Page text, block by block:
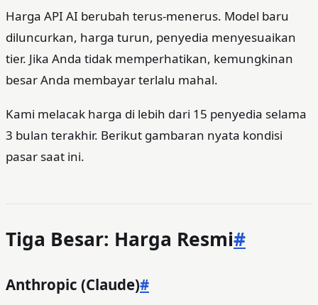
Harga API AI berubah terus-menerus. Model baru
diluncurkan, harga turun, penyedia menyesuaikan
tier. Jika Anda tidak memperhatikan, kemungkinan
besar Anda membayar terlalu mahal.
Kami melacak harga di lebih dari 15 penyedia selama
3 bulan terakhir. Berikut gambaran nyata kondisi
pasar saat ini.
Tiga Besar: Harga Resmi#
Anthropic (Claude)#